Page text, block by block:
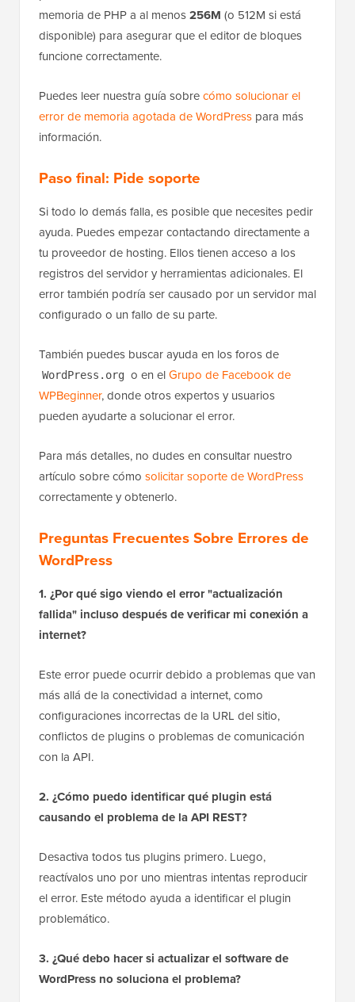
memoria de PHP a al menos256M (o 512M si está
disponible) para asegurar que el editor de bloques
funcione correctamente.
Puedes leer nuestra guía sobrecómo solucionar el
error de memoria agotada de WordPress para más
información.
Paso final: Pide soporte
Si todo lo demás falla, es posible que necesites pedir
ayuda. Puedes empezar contactando directamente a
tu proveedor de hosting. Ellos tienen acceso a los
registros del servidor y herramientas adicionales. El
error también podría ser causado por un servidor mal
configurado o un fallo de su parte.
También puedes buscar ayuda en los foros de
WordPress.org o en elGrupo de Facebook de
WPBeginner, donde otros expertos y usuarios
pueden ayudarte a solucionar el error.
Para más detalles, no dudes en consultar nuestro
artículo sobre cómo solicitar soporte de WordPress
correctamente y obtenerlo.
Preguntas Frecuentes Sobre Errores de
WordPress
1. ¿Por qué sigo viendo el error "actualización
fallida" incluso después de verificar mi conexión a
internet?
Este error puede ocurrir debido a problemas que van
más allá de la conectividad a internet, como
configuraciones incorrectas de la URL del sitio,
conflictos de plugins o problemas de comunicación
con la API.
2. ¿Cómo puedo identificar qué plugin está
causando el problema de la API REST?
Desactiva todos tus plugins primero. Luego,
reactívalos uno por uno mientras intentas reproducir
el error. Este método ayuda a identificar el plugin
problemático.
3. ¿Qué debo hacer si actualizar el software de
WordPress no soluciona el problema?